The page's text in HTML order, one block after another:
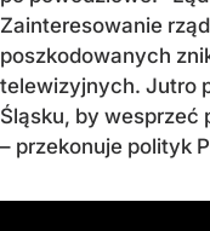
Zainteresowanie
poszkodowanych
telewizyjnych. Jutro
Śląsku, by wesprzeć
– przekonuje polityk